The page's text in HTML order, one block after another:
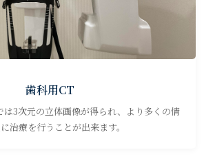
歯科用CT
3次元の立体画像が得られ、より多くの情
治療を行うことが出来ます。